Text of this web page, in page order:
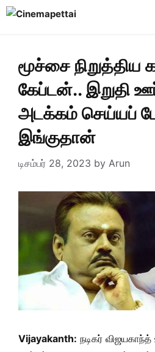
Skip
மூச்சை நிறுத்திய
கேப்டன்.. இறுதி
அடக்கம் செய்யப்
இங்குதான்
டிசம்பர் 28, 2023 by Arun
Vijayakanth: நடிகர் விஜயகாந்த்